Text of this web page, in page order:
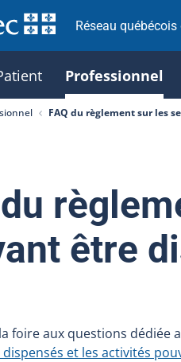
Réseau
Professionnel
FAQ du règlement sur les
du
être
foire aux questions dédiée
et les activités